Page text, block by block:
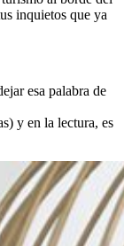
inquietos que ya
esa palabra de
y en la lectura, es